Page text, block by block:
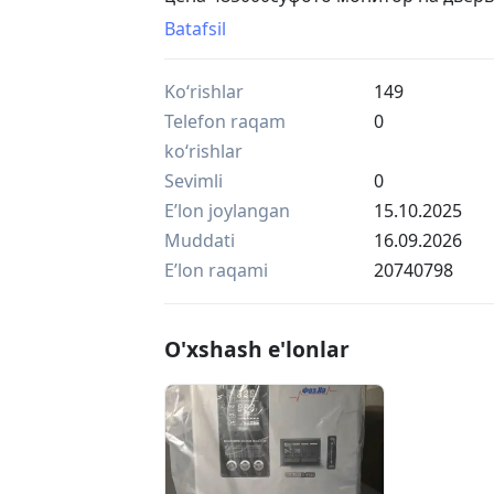
до 80метров без проводная связь
Batafsil
Ko‘rishlar
149
Telefon raqam
ko‘rishlar
0
Sevimli
0
Eʼlon joylangan
15.10.2025
Muddati
16.09.2026
Eʼlon raqami
20740798
O'xshash e'lonlar